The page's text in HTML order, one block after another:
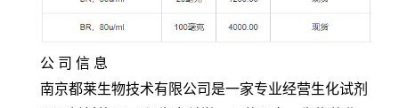
公 司 信 息
南京都莱生物技术有限公司是一家专业经营生化试剂